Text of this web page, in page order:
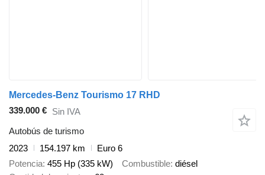
Mercedes-Benz Tourismo 17 RHD
339.000 € Sin IVA
Autobús de turismo
2023
154.197 km
Euro 6
Potencia 455 Hp (335 kW) Combustible diésel